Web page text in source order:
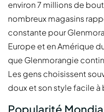
environ 7 millions de
nombreux magasins
constante pour
Europe et en Amérique
que Glenmorangie
Les gens choisissent
doux et son style facile à
Popularité